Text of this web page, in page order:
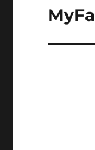
ゲ
次
投